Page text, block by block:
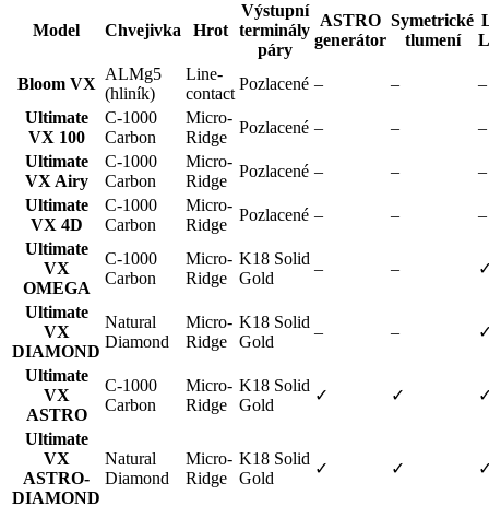
Model Chvejivka Hrot
Výstupní
terminály
páry
ASTRO
generátor
Symetrické
tlumení
Bloom VX
ALMg5
(hliník)
Line-
contact
Pozlacené – –
–
Ultimate
VX 100
C-1000
Carbon
Micro-
Ridge
Pozlacené – –
–
Ultimate
VX Airy
C-1000
Carbon
Micro-
Ridge
Pozlacené – –
–
Ultimate
VX 4D
C-1000
Carbon
Micro-
Ridge
Pozlacené – –
–
Ultimate
VX
OMEGA
C-1000
Carbon
Micro-
Ridge
K18 Solid
Gold
– –
Ultimate
VX
DIAMOND
Natural
Diamond
Micro-
Ridge
K18 Solid
Gold
– –
Ultimate
VX
ASTRO
C-1000
Carbon
Micro-
Ridge
K18 Solid
Gold
✓ ✓
Ultimate
VX
ASTRO-
DIAMOND
Natural
Diamond
Micro-
Ridge
K18 Solid
Gold
✓ ✓